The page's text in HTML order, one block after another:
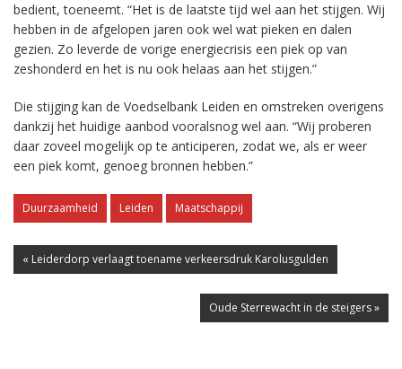
bedient, toeneemt. “Het is de laatste tijd wel aan het stijgen. Wij
hebben in de afgelopen jaren ook wel wat pieken en dalen
gezien. Zo leverde de vorige energiecrisis een piek op van
zeshonderd en het is nu ook helaas aan het stijgen.”
Die stijging kan de Voedselbank Leiden en omstreken overigens
dankzij het huidige aanbod vooralsnog wel aan. “Wij proberen
daar zoveel mogelijk op te anticiperen, zodat we, als er weer
een piek komt, genoeg bronnen hebben.”
Duurzaamheid Leiden Maatschappij
« Leiderdorp verlaagt toename verkeersdruk Karolusgulden
Oude Sterrewacht in de steigers »